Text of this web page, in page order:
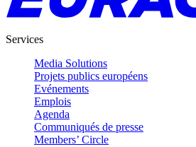
Services
Media Solutions
Projets publics européens
Evénements
Emplois
Agenda
Communiqués de presse
Members’ Circle